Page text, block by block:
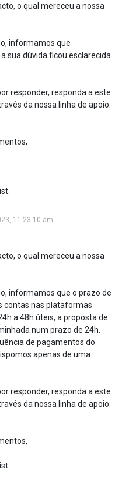
o qual mereceu a nossa
informamos que
sua dúvida ficou esclarecida
responder, responda a este
da nossa linha de apoio:
11:23:10 am
o qual mereceu a nossa
informamos que o prazo de
contas nas plataformas
a 48h úteis, a proposta de
num prazo de 24h.
de pagamentos do
apenas de uma
responder, responda a este
da nossa linha de apoio: